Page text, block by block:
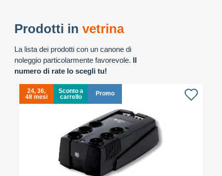
Prodotti in vetrina
La lista dei prodotti con un canone di
noleggio particolarmente favorevole. Il
numero di rate lo scegli tu!
24, 36,
48 mesi
Sconto a
carrello
Promo